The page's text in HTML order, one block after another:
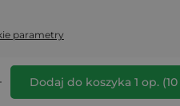
parametry
Dodaj do koszyka1 op. (10